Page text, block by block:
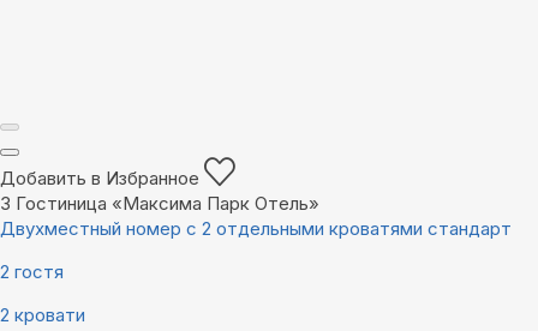
Добавить в Избранное
3 Гостиница «Максима Парк Отель»
Двухместный номер с 2 отдельными кроватями стандарт
2 гостя
2 кровати